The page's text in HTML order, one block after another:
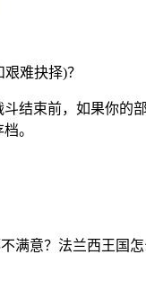
难抉择)？
结束前，如果你
。
满意？法兰西王国怎